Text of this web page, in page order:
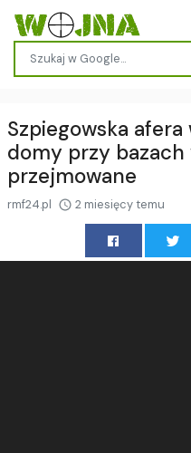
Szpiegowska afera
domy przy
przejmowane
rmf24.pl 2 miesięcy temu